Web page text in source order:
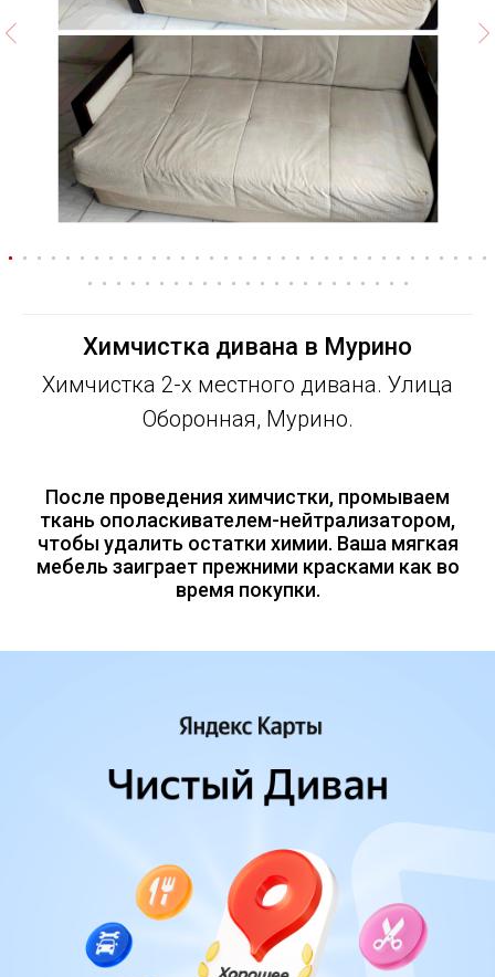
Химчистка дивана в Мурино
Химчистка 2-х местного дивана. Улица
Оборонная, Мурино.
После проведения химчистки, промываем
ткань ополаскивателем-нейтрализатором,
чтобы удалить остатки химии. Ваша мягкая
мебель заиграет прежними красками как во
время покупки.